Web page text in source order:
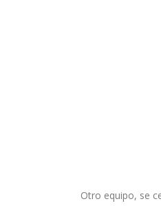
Otro equipo, se